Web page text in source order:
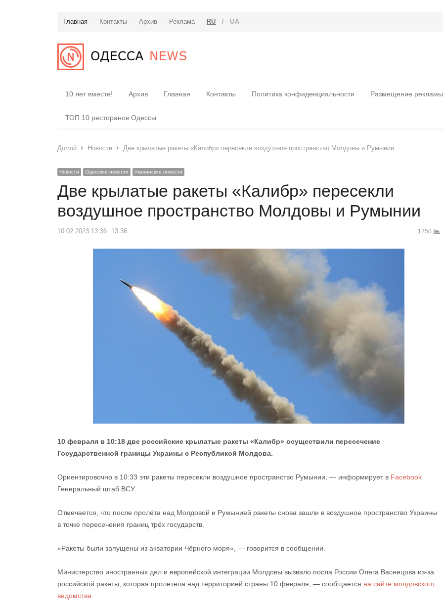
Главная Контакты Архив Реклама RU / UA
10 лет вместе! Архив Главная Контакты Политика конфиденциальности Размещение рекламы
ТОП 10 ресторанов Одессы
Домой Новости Две крылатые ракеты «Калибр» пересекли воздушное пространство Молдовы и Румынии
Новости Одесские новости Украинские новости
Две крылатые ракеты «Калибр» пересекли
воздушное пространство Молдовы и Румынии
10.02.2023 13:36 13:36 1250
10 февраля в 10:18 две российские крылатые ракеты «Калибр» осуществили пересечение
Государственной границы Украины с Республикой Молдова.
Ориентировочно в 10:33 эти ракеты пересекли воздушное пространство Румынии, — информирует в Facebook
Генеральный штаб ВСУ.
Отмечается, что после пролёта над Молдовой и Румынией ракеты снова зашли в воздушное пространство Украины
в точке пересечения границ трёх государств.
«Ракеты были запущены из акватории Чёрного моря», — говорится в сообщении.
Министерство иностранных дел и европейской интеграции Молдовы вызвало посла России Олега Васнецова из-за
российской ракеты, которая пролетела над территорией страны 10 февраля, — сообщается на сайте молдовского
ведомства.